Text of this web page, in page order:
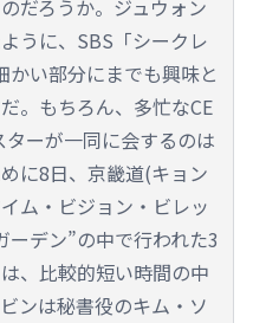
だろうか。ジュウォン
うに、SBS「シークレ
かい部分にまでも興味と
。もちろん、多忙なCE
ーが一同に会するのは
に8日、京畿道(キョン
ム・ビジョン・ビレッ
デン”の中で行われた3
、比較的短い時間の中
ンは秘書役のキム・ソ